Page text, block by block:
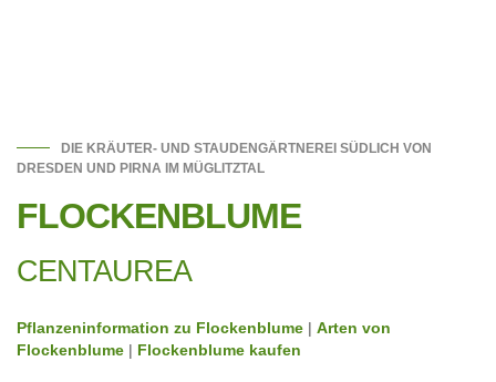
DIE KRÄUTER- UND STAUDENGÄRTNEREI SÜDLICH VON
DRESDEN UND PIRNA IM MÜGLITZTAL
FLOCKENBLUME
CENTAUREA
Pflanzeninformation zu Flockenblume
Arten von
Flockenblume
Flockenblume kaufen